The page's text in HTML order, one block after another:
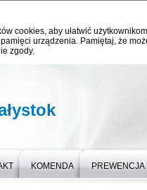
cookies, aby ułatwić
urządzenia. Pamiętaj, że
zgody.
KOMENDA PREWENCJA